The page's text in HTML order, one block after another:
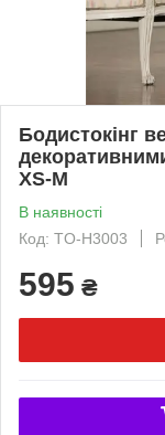
Бодистокінг
XS-M
В наявності
Код: TO-H3003
595 ₴